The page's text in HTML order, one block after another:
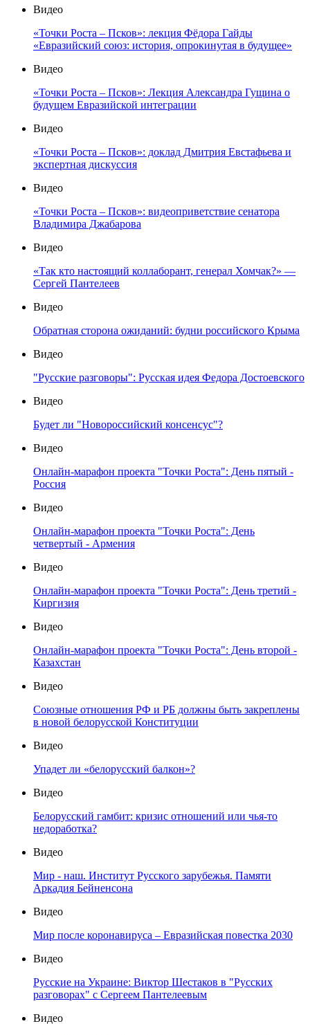
Видео
«Точки Роста – Псков»: лекция Фёдора Гайды
«Евразийский союз: история, опрокинутая в будущее»
Видео
«Точки Роста – Псков»: Лекция Александра Гущина о
будущем Евразийской интеграции
Видео
«Точки Роста – Псков»: доклад Дмитрия Евстафьева и
экспертная дискуссия
Видео
«Точки Роста – Псков»: видеоприветствие сенатора
Владимира Джабарова
Видео
«Так кто настоящий коллаборант, генерал Хомчак?» —
Сергей Пантелеев
Видео
Обратная сторона ожиданий: будни российского Крыма
Видео
"Русские разговоры": Русская идея Федора Достоевского
Видео
Будет ли "Новороссийский консенсус"?
Видео
Онлайн-марафон проекта "Точки Роста": День пятый -
Россия
Видео
Онлайн-марафон проекта "Точки Роста": День
четвертый - Армения
Видео
Онлайн-марафон проекта "Точки Роста": День третий -
Киргизия
Видео
Онлайн-марафон проекта "Точки Роста": День второй -
Казахстан
Видео
Союзные отношения РФ и РБ должны быть закреплены
в новой белорусской Конституции
Видео
Упадет ли «белорусский балкон»?
Видео
Белорусский гамбит: кризис отношений или чья-то
недоработка?
Видео
Мир - наш. Институт Русского зарубежья. Памяти
Аркадия Бейненсона
Видео
Мир после коронавируса – Евразийская повестка 2030
Видео
Русские на Украине: Виктор Шестаков в "Русских
разговорах" с Сергеем Пантелеевым
Видео